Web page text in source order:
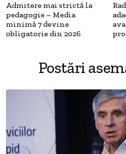
Admitere mai strictă la
pedagogie – Media
minimă 7 devine
obligatorie din 2026
Postări